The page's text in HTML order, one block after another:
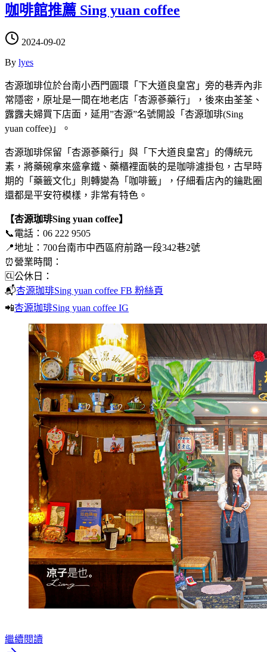
咖啡館推薦 Sing yuan coffee
2024-09-02
By lyes
杏源珈琲位於台南小西門圓環「下大道良皇宮」旁的巷弄內非
常隱密，原址是一間在地老店「杏源蔘藥行」，後來由荃荃、
露露夫婦買下店面，延用”杏源”名號開設「杏源珈琲(Sing
yuan coffee)」。
杏源珈琲保留「杏源蔘藥行」與「下大道良皇宮」的傳統元
素，將藥碗拿來盛拿鐵、藥櫃裡面裝的是咖啡濾掛包，古早時
期的「藥籤文化」則轉變為「咖啡籤」，仔細看店內的鑰匙圈
還都是平安符模樣，非常有特色。
【杏源珈琲Sing yuan coffee】
📞電話：06 222 9505
📍地址：700台南市中西區府前路一段342巷2號
⏰營業時間：
🆑公休日：
📬杏源珈琲Sing yuan coffee FB 粉絲頁
📲杏源珈琲Sing yuan coffee IG
繼續閱讀